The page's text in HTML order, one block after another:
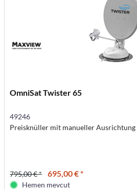
OmniSat Twister 65
49246
Preisknüller mit manueller Ausrichtung
795,00 € * 695,00 € *
Hemen mevcut